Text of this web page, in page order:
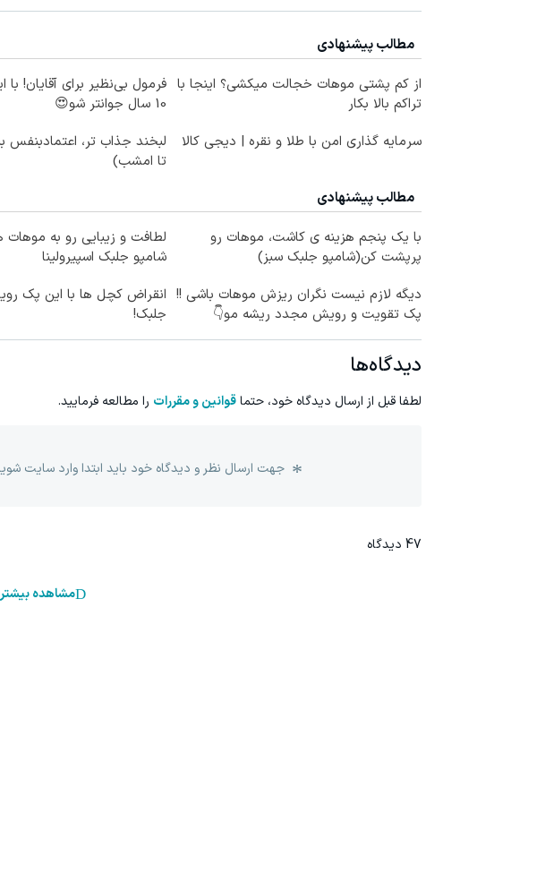
مطالب پیشنهادی
از کم پشتی موهات خجالت میکشی؟ اینجا با
تراکم بالا بکار
فرمول بی‌نظیر برای آقایان!
10 سال جوانتر شو😍
سرمایه گذاری امن با طلا و نقره | دیجی کالا
لبخند جذاب تر،
تا امشب)
مطالب پیشنهادی
با یک پنجم هزینه ی کاشت، موهات رو
پرپشت کن(شامپو جلبک سبز)
لطافت و زیبایی رو به موهات
شامپو جلبک اسپیرولینا
دیگه لازم نیست نگران ریزش موهات باشی !!
پک تقویت و رویش مجدد ریشه مو👇
انقراض کچل ها با این پک
جلبک!
دیدگاه‌ها
لطفا قبل از ارسال دیدگاه خود، حتماقوانین و مقررات را مطالعه فرمایید.
جهت ارسال نظر و دیدگاه خود باید ابتدا وارد سایت
47 دیدگاه
مشاهده بیشتر